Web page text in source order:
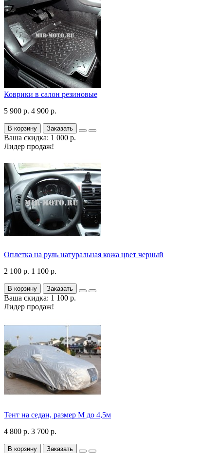
Коврики в салон резиновые
5 900 р. 4 900 р.
В корзину Заказать
Ваша скидка: 1 000 р.
Лидер продаж!
Оплетка на руль натуральная кожа цвет черный
2 100 р. 1 100 р.
В корзину Заказать
Ваша скидка: 1 100 р.
Лидер продаж!
Тент на седан, размер М до 4,5м
4 800 р. 3 700 р.
В корзину Заказать